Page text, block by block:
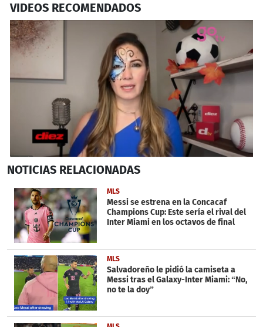
VIDEOS RECOMENDADOS
seconds
1
minute,
37
seconds
NOTICIAS RELACIONADAS
MLS
Messi se estrena en la Concacaf
Champions Cup: Este sería el rival del
Inter Miami en los octavos de final
MLS
Salvadoreño le pidió la camiseta a
Messi tras el Galaxy-Inter Miami: “No,
no te la doy”